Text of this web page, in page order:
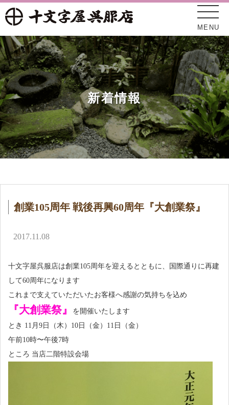
MENU
新着情報
十文字屋について
オンラインショップ
アクセス
新着情報
創業105周年 戦後再興60周年『大創業祭』
2017.11.08
十文字屋呉服店は創業105周年を迎えるとともに、国際通りに再建
して60周年になります
これまで支えていただいたお客様へ感謝の気持ちを込め
『大創業祭』
を開催いたします
とき 11月9日（木）10日（金）11日（金）
午前10時〜午後7時
ところ 当店二階特設会場